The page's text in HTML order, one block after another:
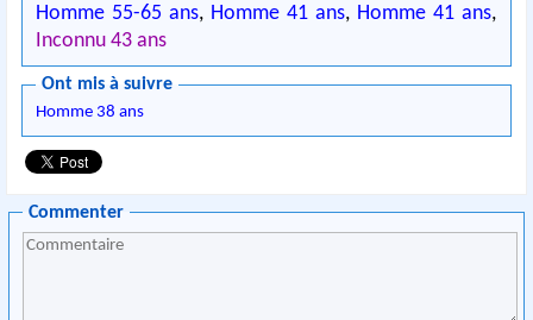
Homme 55-65 ans, Homme 41 ans, Homme 41 ans,
Inconnu 43 ans
Ont mis à suivre
Homme 38 ans
Commenter